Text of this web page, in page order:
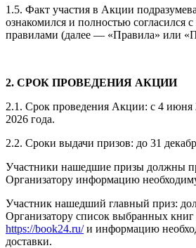
1.5. Факт участия в Акции
ознакомился и полностью согласился
правилами (далее — «Правила» или
2. СРОК ПРОВЕДЕНИЯ АКЦИИ
2.1. Срок проведения Акции: с 4 июня
2026 года.
2.2. Сроки выдачи призов: до 31
Участники нашедшие призы должны
Организатору информацию
Участник нашедший главный приз:
Организатору список выбранных книг
https://book24.ru/и информацию
доставки.